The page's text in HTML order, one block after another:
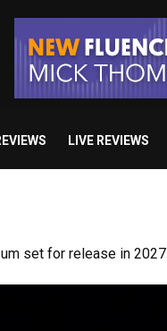
LIVE REVIEWS
set for release in 2027